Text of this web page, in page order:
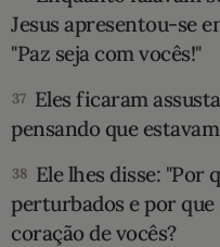
Jesus apresentou-se
"Paz seja com vocês!"
37 Eles ficaram
pensando que
38 Ele lhes disse: "Por
perturbados e por
coração de vocês?